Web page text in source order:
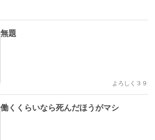
無題
よろしく３９
働くくらいなら死んだほうがマシ